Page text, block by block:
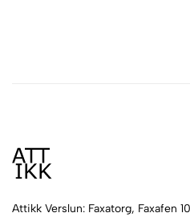
Attikk Verslun: Faxatorg, Faxafen 10